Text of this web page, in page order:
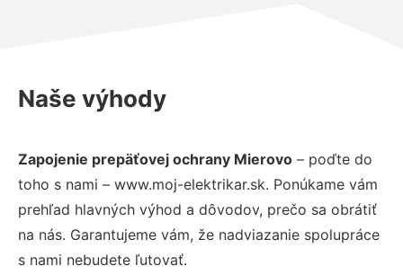
Naše výhody
Zapojenie prepäťovej ochrany Mierovo – poďte do
toho s nami – www.moj-elektrikar.sk. Ponúkame vám
prehľad hlavných výhod a dôvodov, prečo sa obrátiť
na nás. Garantujeme vám, že nadviazanie spolupráce
s nami nebudete ľutovať.